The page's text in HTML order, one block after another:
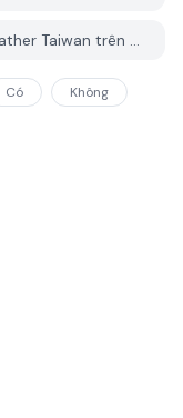
Làm thế nào để báo cáo vấn đề với Weather Taiwan trên PGYER APK HUB?
Có Không